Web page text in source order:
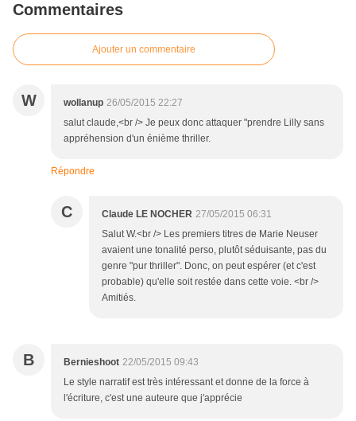
Commentaires
Ajouter un commentaire
W wollanup 26/05/2015 22:27
salut claude,<br /> Je peux donc attaquer "prendre Lilly sans
appréhension d'un énième thriller.
Répondre
C Claude LE NOCHER 27/05/2015 06:31
Salut W.<br /> Les premiers titres de Marie Neuser
avaient une tonalité perso, plutôt séduisante, pas du
genre "pur thriller". Donc, on peut espérer (et c'est
probable) qu'elle soit restée dans cette voie. <br />
Amitiés.
B Bernieshoot 22/05/2015 09:43
Le style narratif est très intéressant et donne de la force à
l'écriture, c'est une auteure que j'apprécie